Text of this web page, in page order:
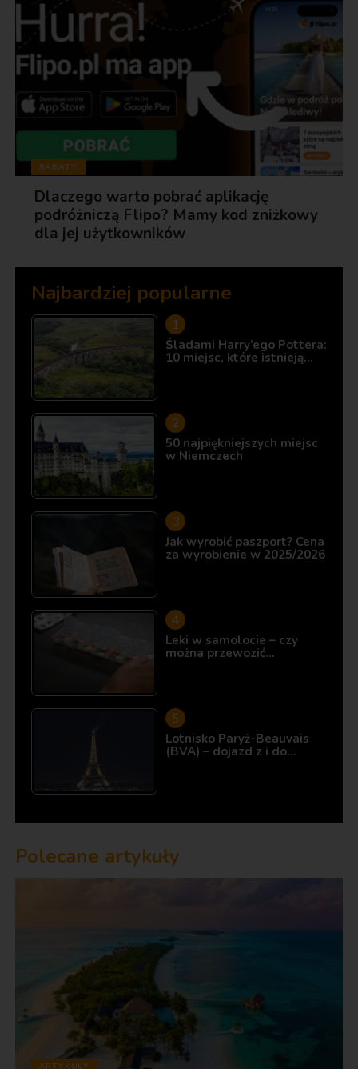
RABATY
Dlaczego warto pobrać aplikację
podróżniczą Flipo? Mamy kod zniżkowy
dla jej użytkowników
Najbardziej popularne
Śladami Harry’ego Pottera:
10 miejsc, które istnieją…
50 najpiękniejszych miejsc
w Niemczech
Jak wyrobić paszport? Cena
za wyrobienie w 2025/2026
Leki w samolocie – czy
można przewozić…
Lotnisko Paryż-Beauvais
(BVA) – dojazd z i do…
Polecane artykuły
ARTYKUŁY